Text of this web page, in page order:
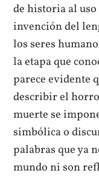
de historia al
invención del
los seres
la etapa que
parece evidente
describir el
muerte se
simbólica o
palabras que ya
mundo ni son